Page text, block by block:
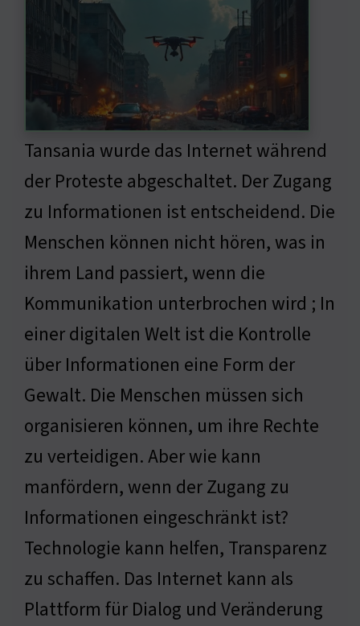
Tansania wurde das Internet während
der Proteste abgeschaltet. Der Zugang
zu Informationen ist entscheidend. Die
Menschen können nicht hören, was in
ihrem Land passiert, wenn die
Kommunikation unterbrochen wird ; In
einer digitalen Welt ist die Kontrolle
über Informationen eine Form der
Gewalt. Die Menschen müssen sich
organisieren können, um ihre Rechte
zu verteidigen. Aber wie kann
manfördern, wenn der Zugang zu
Informationen eingeschränkt ist?
Technologie kann helfen, Transparenz
zu schaffen. Das Internet kann als
Plattform für Dialog und Veränderung